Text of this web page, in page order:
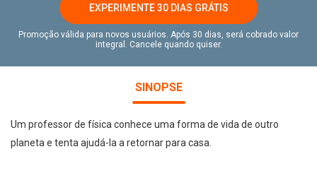
EXPERIMENTE 30 DIAS GRÁTIS
Promoção válida para novos usuários. Após 30 dias, será cobrado valor
integral. Cancele quando quiser.
SINOPSE
Um professor de física conhece uma forma de vida de outro
planeta e tenta ajudá-la a retornar para casa.